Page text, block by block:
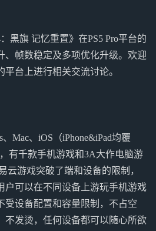
黑旗 记忆重置》在PS5 Pro平台的
、帧数稳定及多项优化升级。欢迎
台上进行相关交流讨论。
Mac、iOS（iPhone&iPad均覆
有千款手机游戏和3A大作电脑游
云游戏突破了端和设备的限制，
户可以在不同设备上游玩手机游戏
受设备配置和容量限制，不占空
不发烫，任何设备都可以随心所欲